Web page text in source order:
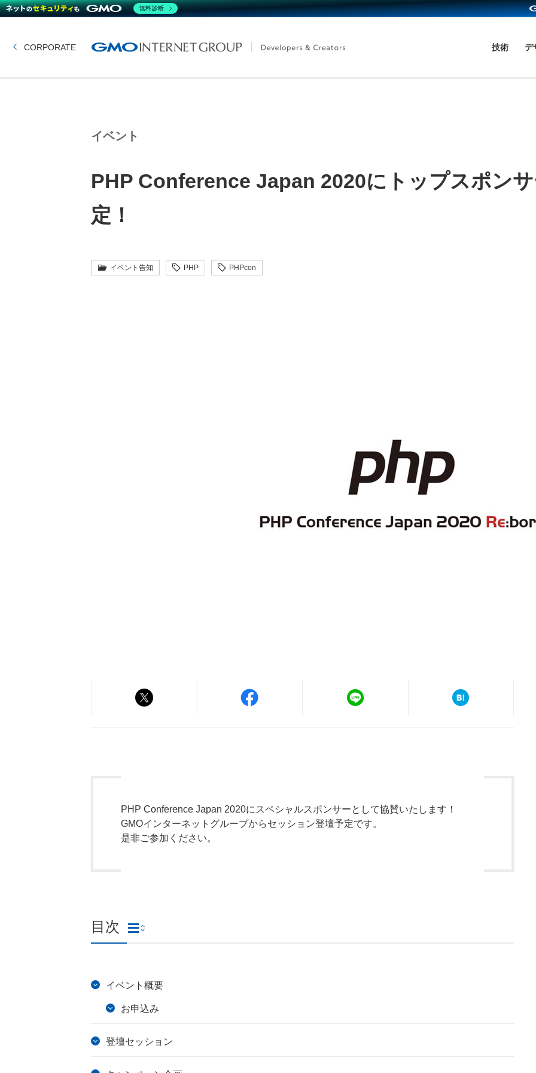
CORPORATE 技術 デ
イベント
PHP Conference Japan 2020にトップスポン
定！
イベント告知 PHP PHPcon
PHP Conference Japan 2020にスペシャルスポンサーとして協賛いたします！
GMOインターネットグループからセッション登壇予定です。
是非ご参加ください。
目次
イベント概要
お申込み
登壇セッション
無料診断